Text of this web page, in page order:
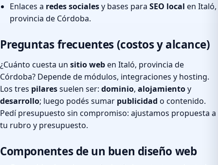
Enlaces a redes socialesy bases para SEO local en Italó,
provincia de Córdoba.
Preguntas frecuentes (costos y alcance)
¿Cuánto cuesta un sitio weben Italó, provincia de
Córdoba? Depende de módulos, integraciones y hosting.
Los tres pilaressuelen ser: dominio, alojamientoy
desarrollo; luego podés sumar publicidad o contenido.
Pedí presupuesto sin compromiso: ajustamos propuesta a
tu rubro y presupuesto.
Componentes de un buen diseño web